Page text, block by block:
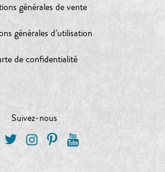
générales de vente
générales d’utilisation
de confidentialité
Suivez-nous